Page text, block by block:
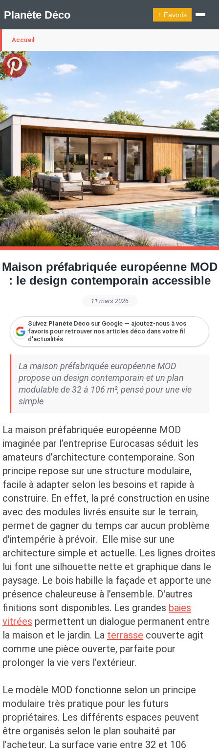
Planète Déco + Favoris
🛍︎ Shop Planète Déco
Appartement Design Cabanes
Design Suédois En Quelques Photos
Idées Déco En 10 Photos
La Semaine Décoration Et Design
Maison En Ville
Méli-Mélo Suédois
Publi Reportage
Tendance
Interieurs Scandinaves
La Décoration Selon Votre Signe Astrologique
Les Trouvailles Déco Du Jour
Loft
Maison Appartement Écologique
Maison Container/container House
Maison D'hôtes
Maison Et Appartement Vintage
On Décode La Déco
Petite Surface
Piscine Question De Style
Renovation
Revue De Week End
Tiny House
Accueil
Maison préfabriquée européenne MOD
: le design contemporain accessible
11 mars 2026
Suivez Planète Déco sur Google — ajoutez-nous à vos
favoris pour retrouver nos articles déco dans votre fil
d'actualités
La maison préfabriquée européenne MOD
propose un design contemporain et un plan
modulable de 32 à 106 m², pensé pour une vie
simple
La maison préfabriquée européenne MOD
imaginée par l’entreprise Eurocasas séduit les
amateurs d’architecture contemporaine. Son
principe repose sur une structure modulaire,
facile à adapter selon les besoins et rapide à
construire. En effet, la pré construction en usine
avec des modules livrés ensuite sur le terrain,
permet de gagner du temps car aucun problème
d'intempérie à prévoir. Elle mise sur une
architecture simple et actuelle. Les lignes droites
lui font une silhouette nette et graphique dans le
paysage. Le bois habille la façade et apporte une
présence chaleureuse à l’ensemble. D'autres
finitions sont disponibles. Les grandes baies
vitrées permettent un dialogue permanent entre
la maison et le jardin. La terrasse couverte agit
comme une pièce ouverte, parfaite pour
prolonger la vie vers l’extérieur.
Le modèle MOD fonctionne selon un principe
modulaire très pratique pour les futurs
propriétaires. Les différents espaces peuvent
être organisés selon le plan souhaité par
l’acheteur. La surface varie entre 32 et 106